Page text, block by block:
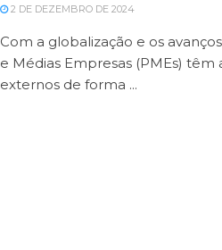
2 DE DEZEMBRO DE 2024
Com a globalização e os
e Médias Empresas (PMEs) têm
externos de forma ...